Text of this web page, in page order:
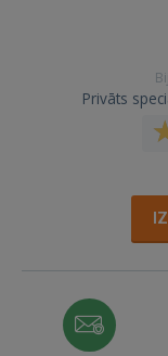
Privāts